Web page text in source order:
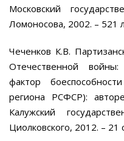
Московский
Ломоносова, 2002. – 521
Чеченков К.В.
Отечественной
фактор
региона РСФСР):
Калужский
Циолковского, 2012. – 21